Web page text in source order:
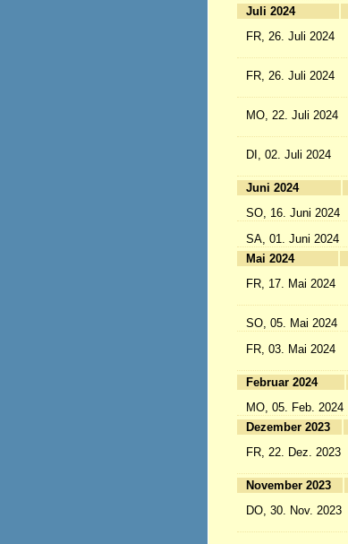
Juli 2024
FR, 26. Juli 2024
FR, 26. Juli 2024
MO, 22. Juli 2024
DI, 02. Juli 2024
Juni 2024
SO, 16. Juni 2024
SA, 01. Juni 2024
Mai 2024
FR, 17. Mai 2024
SO, 05. Mai 2024
FR, 03. Mai 2024
Februar 2024
MO, 05. Feb. 2024
Dezember 2023
FR, 22. Dez. 2023
November 2023
DO, 30. Nov. 2023